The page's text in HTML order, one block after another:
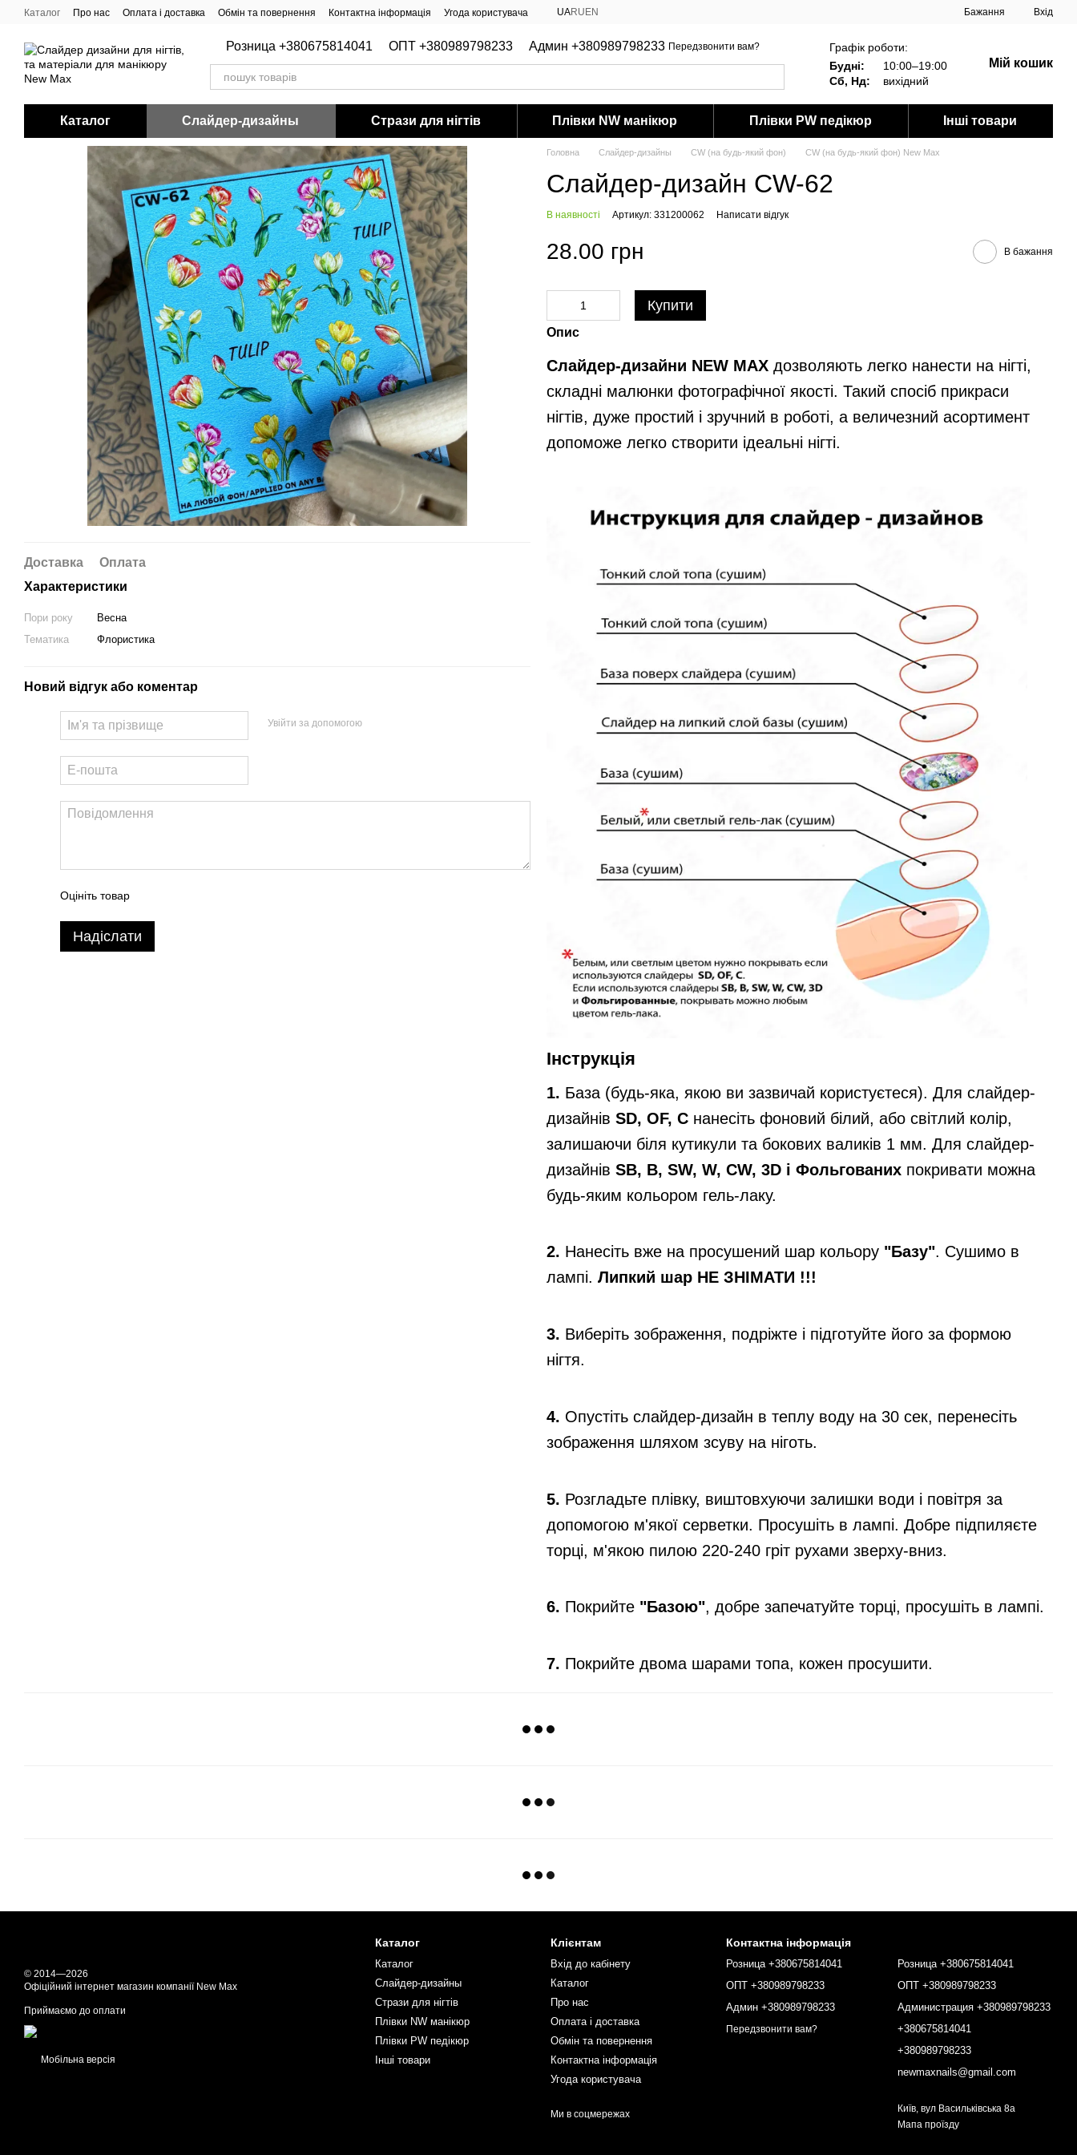
Перейти до основного контенту
Каталог Про нас Оплата і доставка Обмін та повернення Контактна інформація Угода користувача UARU EN Бажання Вхід
Розница +380675814041 ОПТ +380989798233 Админ +380989798233 Передзвонити вам?
Графік роботи:
Будні:
10:00–19:00
Сб, Нд:
вихідний
Мій кошик
Каталог Слайдер-дизайны Стрази для нігтів Плівки NW манікюр Плівки PW педікюр Інші товари
Доставка
Оплата
Характеристики
Пори року
Весна
Тематика
Флористика
Новий відгук або коментар
Увійти за допомогою
Оцініть товар
Надіслати
Головна Слайдер-дизайны CW (на будь-який фон) CW (на будь-який фон) New Max
Слайдер-дизайн CW-62
В наявності Артикул: 331200062 Написати відгук
28.00 грн В бажання
Купити
Опис
Слайдер-дизайни NEW MAX дозволяють легко нанести на нігті,
складні малюнки фотографічної якості. Такий спосіб прикраси
нігтів, дуже простий і зручний в роботі, а величезний асортимент
допоможе легко створити ідеальні нігті.
Інструкція
1. База (будь-яка, якою ви зазвичай користуєтеся). Для слайдер-
дизайнів SD, OF, C нанесіть фоновий білий, або світлий колір,
залишаючи біля кутикули та бокових валиків 1 мм. Для слайдер-
дизайнів SB, B, SW, W, CW, 3D і Фольгованих покривати можна
будь-яким кольором гель-лаку.
2. Нанесіть вже на просушений шар кольору "Базу". Сушимо в
лампі. Липкий шар НЕ ЗНІМАТИ !!!
3. Виберіть зображення, подріжте і підготуйте його за формою
нігтя.
4. Опустіть слайдер-дизайн в теплу воду на 30 сек, перенесіть
зображення шляхом зсуву на ніготь.
5. Розгладьте плівку, виштовхуючи залишки води і повітря за
допомогою м'якої серветки. Просушіть в лампі. Добре підпиляєте
торці, м'якою пилою 220-240 гріт рухами зверху-вниз.
6. Покрийте "Базою", добре запечатуйте торці, просушіть в лампі.
7. Покрийте двома шарами топа, кожен просушити.
© 2014—2026
Офіційний інтернет магазин компанії New Max
Приймаємо до оплати
Мобільна версія
Каталог
Каталог
Слайдер-дизайны
Стрази для нігтів
Плівки NW манікюр
Плівки PW педікюр
Інші товари
Клієнтам
Вхід до кабінету
Каталог
Про нас
Оплата і доставка
Обмін та повернення
Контактна інформація
Угода користувача
Ми в соцмережах
Контактна інформація
Розница +380675814041
ОПТ +380989798233
Админ +380989798233
Передзвонити вам?
Розница +380675814041
ОПТ +380989798233
Администрация +380989798233
+380675814041
+380989798233
newmaxnails@gmail.com
Київ, вул Васильківська 8а
Мапа проїзду